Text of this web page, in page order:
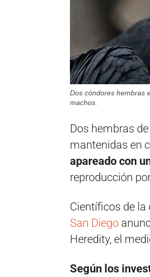
Dos cóndores hembras
machos.
Dos hembras
mantenidas en
apareado con
reproducción
Científicos de
San Diego
Heredity, el
Según los